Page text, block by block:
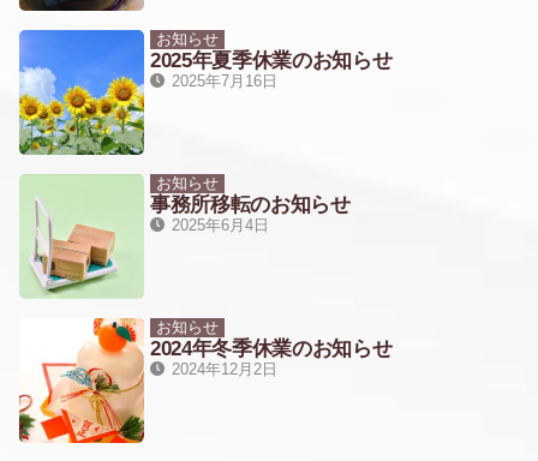
お知らせ
2025年夏季休業のお知らせ
2025年7月16日
お知らせ
事務所移転のお知らせ
2025年6月4日
お知らせ
2024年冬季休業のお知らせ
2024年12月2日